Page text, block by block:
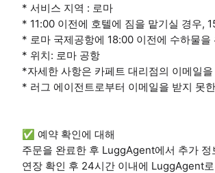
* 서비스 지역 : 로마
* 11:00 이전에 호텔에 짐을 맡기실 경우,
* 로마 국제공항에 18:00 이전에 수하물
* 위치: 로마 공항
*자세한 사항은 카페트 대리점의 이메일
* 러그 에이전트로부터 이메일을 받지 못
✅ 예약 확인에 대해
주문을 완료한 후 LuggAgent에서 추가
연장 확인 후 24시간 이내에 LuggAgent